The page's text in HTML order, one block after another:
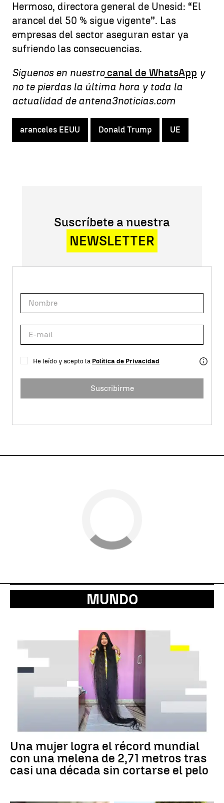
Hermoso, directora general de Unesid: “El
arancel del 50 % sigue vigente”. Las
empresas del sector aseguran estar ya
sufriendo las consecuencias.
Síguenos en nuestrocanal de WhatsApp y
no te pierdas la última hora y toda la
actualidad de antena3noticias.com
aranceles EEUU Donald Trump UE
Suscríbete a nuestra
NEWSLETTER
He leído y acepto la Política de Privacidad
Suscribirme
MUNDO
Una mujer logra el récord mundial
con una melena de 2,71 metros tras
casi una década sin cortarse el pelo